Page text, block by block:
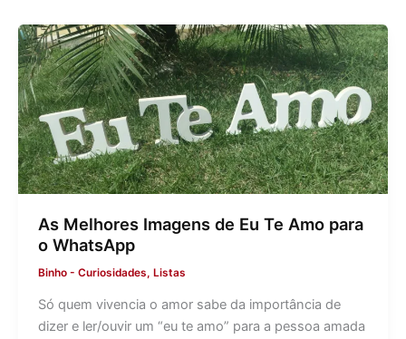
As Melhores Imagens de Eu Te Amo para
o WhatsApp
Binho - Curiosidades, Listas
Só quem vivencia o amor sabe da importância de
dizer e ler/ouvir um “eu te amo” para a pessoa amada